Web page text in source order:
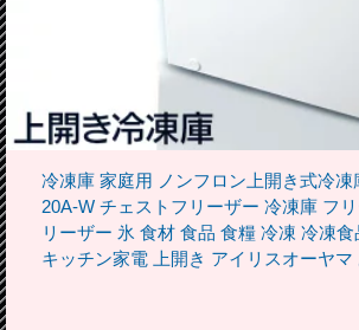
冷凍庫 家庭用 ノンフロン上開き式冷凍
20A-W チェストフリーザー 冷凍庫 フ
リーザー 氷 食材 食品 食糧 冷凍 冷凍
キッチン家電 上開き アイリスオーヤマ